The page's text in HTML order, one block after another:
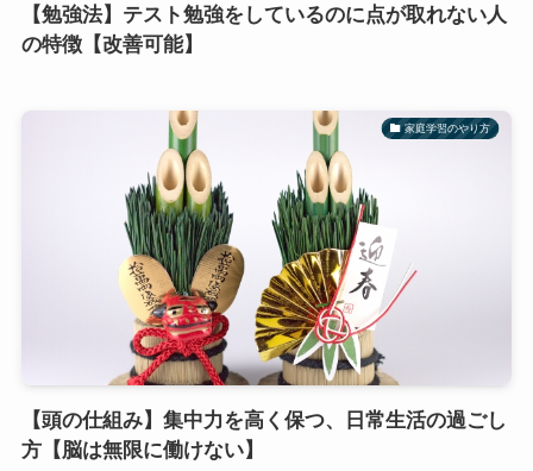
【勉強法】テスト勉強をしているのに点が取れない人
の特徴【改善可能】
家庭学習のやり方
【頭の仕組み】集中力を高く保つ、日常生活の過ごし
方【脳は無限に働けない】